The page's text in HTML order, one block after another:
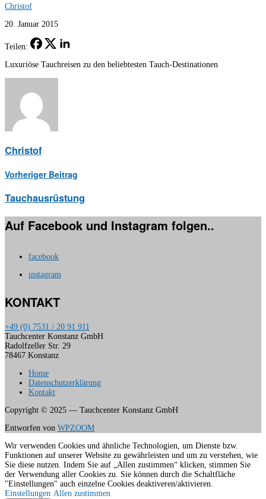
Christof
20. Januar 2015
Teilen:
Luxuriöse Tauchreisen zu den beliebtesten Tauch-Destinationen
Christof
Vorheriger Beitrag
Tauchausrüstung
Auf Facebook und Instagram folgen..
facebook
instagram
KONTAKT
+49 (0) 7531 / 20 91 911
Tauchcenter Konstanz GmbH
Radolfzeller Str. 29
78467 Konstanz
Home
Datenschutzerklärung
Kontakt
Copyright © 2025 — Tauchcenter Konstanz GmbH
Entworfen von WPZOOM
Wir verwenden Cookies und ähnliche Technologien, um Dienste bzw.
Funktionen auf unserer Website zu gewährleisten und um zu verstehen, wie
Sie diese nutzen. Indem Sie auf „Allen zustimmen“ klicken, stimmen Sie
der Verwendung aller Cookies zu. Sie können durch die Schaltfläche
"Einstellungen" auch einzelne Cookies deaktiveren/aktivieren.
Einstellungen Allen zustimmen